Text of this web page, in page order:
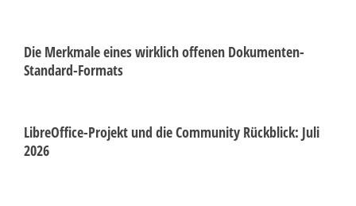
Die Merkmale eines wirklich offenen Dokumenten-
Standard-Formats
LibreOffice-Projekt und die Community Rückblick: Juli
2026